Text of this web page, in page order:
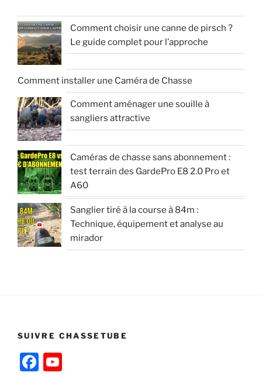
Comment choisir une canne de pirsch ?
Le guide complet pour l’approche
Comment installer une Caméra de Chasse
Comment aménager une souille à
sangliers attractive
Caméras de chasse sans abonnement :
test terrain des GardePro E8 2.0 Pro et
A60
Sanglier tiré à la course à 84m :
Technique, équipement et analyse au
mirador
SUIVRE CHASSETUBE
F